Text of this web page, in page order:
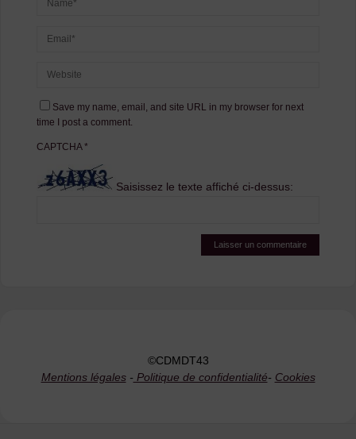
Save my name, email, and site URL in my browser for next
time I post a comment.
CAPTCHA*
Saisissez le texte affiché ci-dessus:
©CDMDT43
Mentions légales- Politique de confidentialité- Cookies